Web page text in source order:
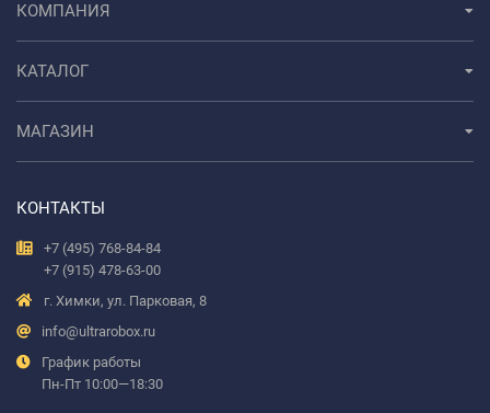
КОМПАНИЯ
КАТАЛОГ
МАГАЗИН
КОНТАКТЫ
+7 (495) 768-84-84
+7 (915) 478-63-00
г. Химки, ул. Парковая, 8
info@ultrarobox.ru
График работы
Пн-Пт 10:00—18:30